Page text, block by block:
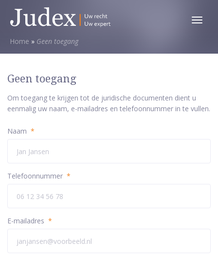
Toggle
Home » Geen toegang
Geen toegang
Om toegang te krijgen tot de juridische documenten dient u
eenmalig uw naam, e-mailadres en telefoonnummer in te vullen.
Naam *
Telefoonnummer *
E-mailadres *